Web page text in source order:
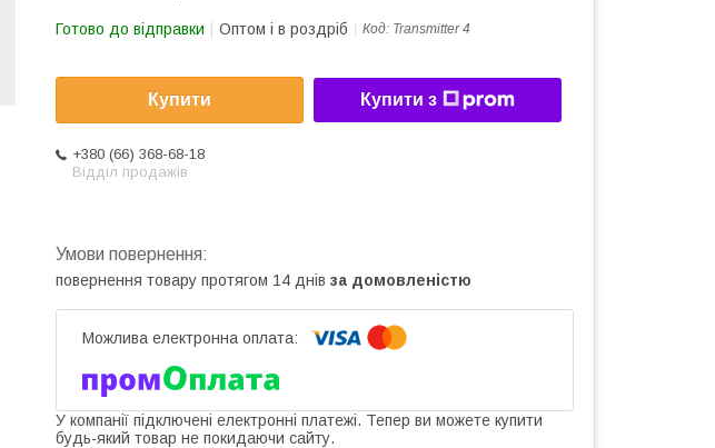
Готово до відправки Оптом і в роздріб Код: Transmitter 4
Купити Купити з
+380 (66) 368-68-18
Відділ продажів
повернення товару протягом 14 днів за домовленістю
У компанії підключені електронні платежі. Тепер ви можете купити
будь-який товар не покидаючи сайту.